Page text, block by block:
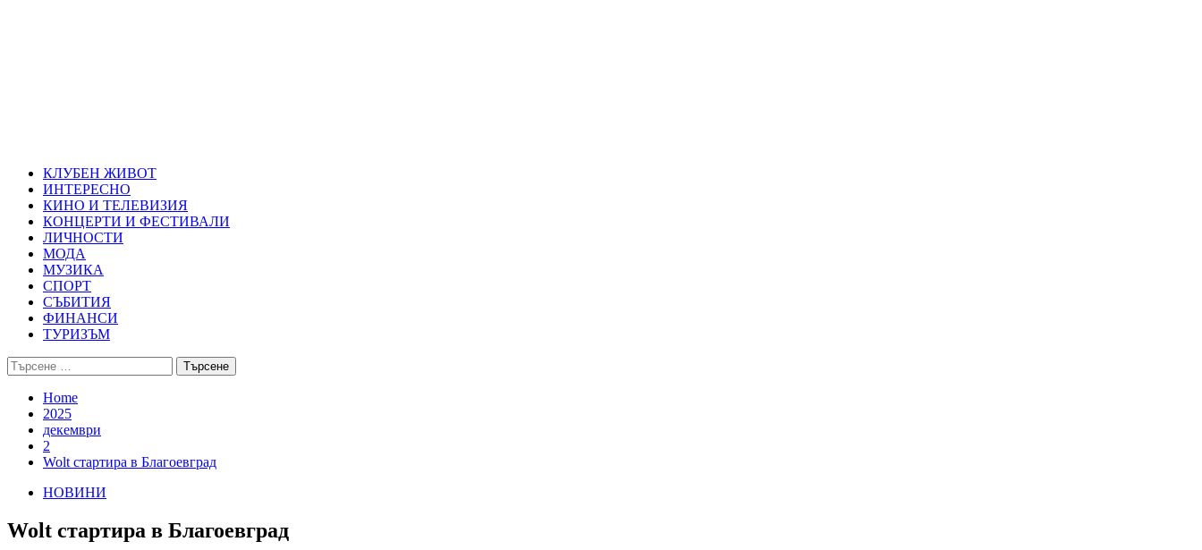
КЛУБЕН ЖИВОТ
ИНТЕРЕСНО
КИНО И ТЕЛЕВИЗИЯ
КОНЦЕРТИ И ФЕСТИВАЛИ
ЛИЧНОСТИ
МОДА
МУЗИКА
СПОРТ
СЪБИТИЯ
ФИНАНСИ
ТУРИЗЪМ
Търсене
за:
Home
2025
декември
2
Wolt стартира в Благоевград
НОВИНИ
Wolt стартира в Благоевград